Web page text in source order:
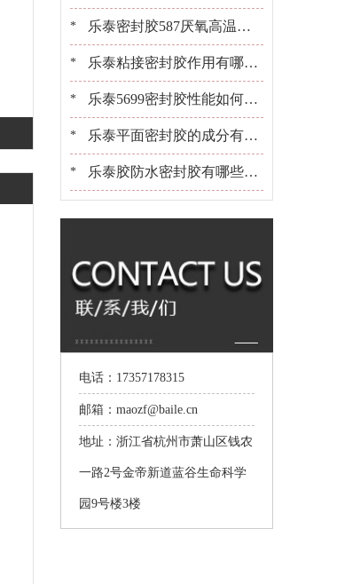
白？[百乐粘胶胶水百科]
* 乐泰密封胶587厌氧高温密
封胶平面粘接密封
* 乐泰粘接密封胶作用有哪
些？[百乐粘胶]胶水百晓生
* 乐泰5699密封胶性能如何？
可以用在金属上吗？[百乐粘
胶]
* 乐泰平面密封胶的成分有哪
些？适合用在什么产品上[百
* 乐泰胶防水密封胶有哪些？
电话：17357178315
邮箱：maozf@baile.cn
地址：浙江省杭州市萧山区钱农
一路2号金帝新道蓝谷生命科学
园9号楼3楼